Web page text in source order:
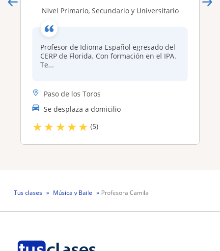
Nivel Primario, Secundario y Universitario
Profesor de Idioma Español egresado del
CERP de Florida. Con formación en el IPA.
Te...
Paso de los Toros
Se desplaza a domicilio
★★ ★★★ (5)
Tus clases Música y Baile Profesora Camila